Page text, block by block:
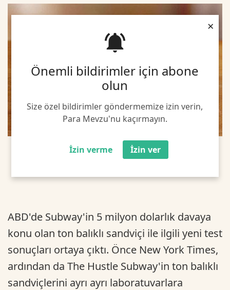
Önemli bildirimler için abone
olun
Size özel bildirimler göndermemize izin verin,
Para Mevzu'nu kaçırmayın.
İzin verme İzin ver
×
ABD'de Subway'in 5 milyon dolarlık davaya
konu olan ton balıklı sandviçi ile ilgili yeni test
sonuçları ortaya çıktı. Önce New York Times,
ardından da The Hustle Subway'in ton balıklı
sandviçlerini ayrı ayrı laboratuvarlara